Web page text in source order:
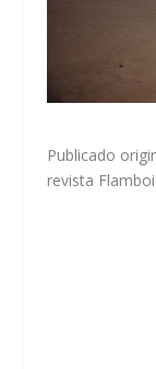
Publicado
revista